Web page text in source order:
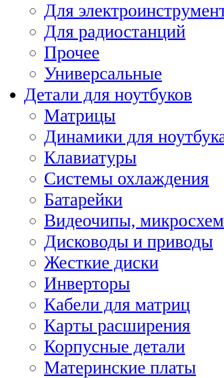
Для
Для радиостанций
Прочее
Универсальные
Детали для ноутбуков
Матрицы
Динамики для
Клавиатуры
Системы охлаждения
Батарейки
Видеочипы,
Дисководы и приводы
Жесткие диски
Инверторы
Кабели для матриц
Карты расширения
Корпусные детали
Материнские платы